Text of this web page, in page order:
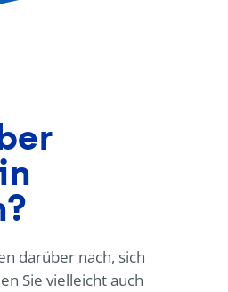
darüber nach, sich
Sie vielleicht auch